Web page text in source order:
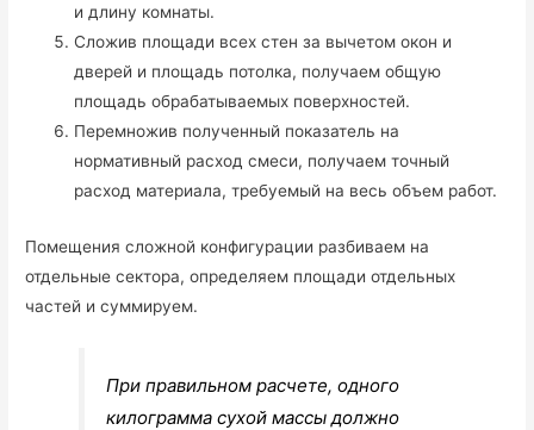
и длину комнаты.
Сложив площади всех стен за вычетом окон и
дверей и площадь потолка, получаем общую
площадь обрабатываемых поверхностей.
Перемножив полученный показатель на
нормативный расход смеси, получаем точный
расход материала, требуемый на весь объем работ.
Помещения сложной конфигурации разбиваем на
отдельные сектора, определяем площади отдельных
частей и суммируем.
При правильном расчете, одного
килограмма сухой массы должно